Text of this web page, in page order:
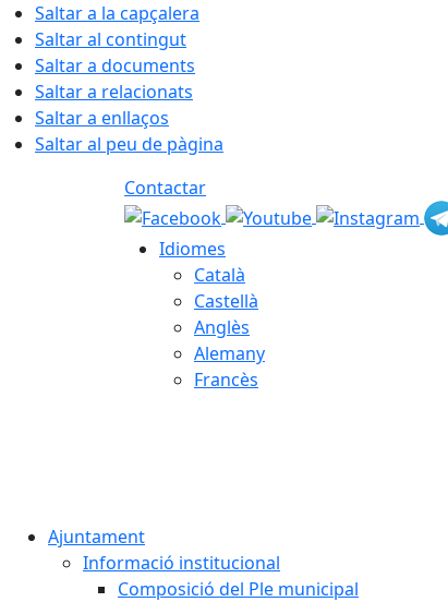
Saltar a la capçalera
Saltar al contingut
Saltar a documents
Saltar a relacionats
Saltar a enllaços
Saltar al peu de pàgina
Contactar
Idiomes
Català
Castellà
Anglès
Alemany
Francès
Ajuntament
Informació institucional
Composició del Ple municipal